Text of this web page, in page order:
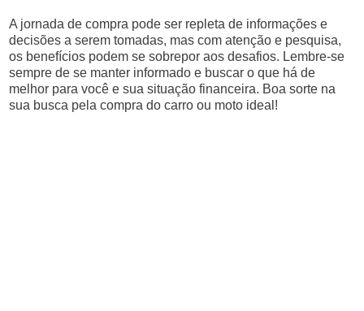
A jornada de compra pode ser repleta de informações e
decisões a serem tomadas, mas com atenção e pesquisa,
os benefícios podem se sobrepor aos desafios. Lembre-se
sempre de se manter informado e buscar o que há de
melhor para você e sua situação financeira. Boa sorte na
sua busca pela compra do carro ou moto ideal!